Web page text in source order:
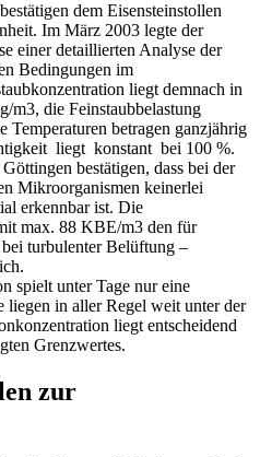
dem Eisensteinstollen
Im März 2003 legte der
einer detaillierten Analyse der
Bedingungen im
liegt demnach in
m3, die Feinstaubbelastung
betragen ganzjährig
liegt konstant bei 100 %.
bestätigen, dass bei der
Mikroorganismen keinerlei
erkennbar ist. Die
max. 88 KBE/m3 den für
turbulenter Belüftung –
spielt unter Tage nur eine
liegen in aller Regel weit unter der
liegt entscheidend
Grenzwertes.
zur